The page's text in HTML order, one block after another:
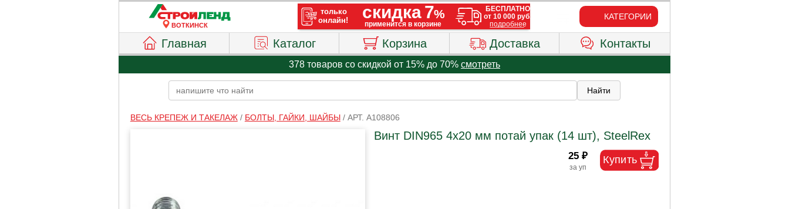
ВОТКИНСК
КАТЕГОРИИ
Главная Каталог Корзина Доставка Контакты
378 товаров со скидкой от 15% до 70% смотреть
ВЕСЬ КРЕПЕЖ И ТАКЕЛАЖ/ БОЛТЫ, ГАЙКИ, ШАЙБЫ/ АРТ. A108806
Винт DIN965 4х20 мм потай упак (14 шт), SteelRex
25 ₽